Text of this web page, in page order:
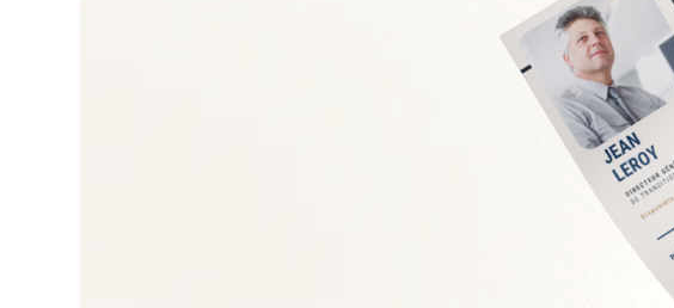
Relations sociales et IRP
Droit du travail et conformité RH
Gestion des talents et recrutement
Transformation organisationnelle
Restructuration et PSE